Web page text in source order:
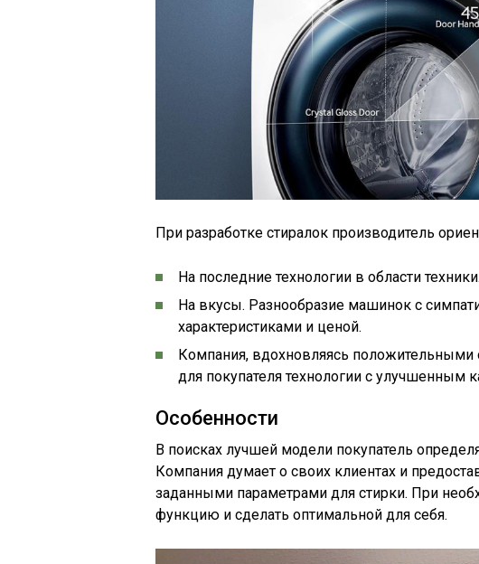
При разработке стиралок производитель
На последние технологии в области техники.
На вкусы. Разнообразие машинок с
характеристиками и ценой.
Компания, вдохновляясь положительными
для покупателя технологии с улучшенным
Особенности
В поисках лучшей модели покупатель
Компания думает о своих клиентах и
заданными параметрами для стирки. При
функцию и сделать оптимальной для себя.